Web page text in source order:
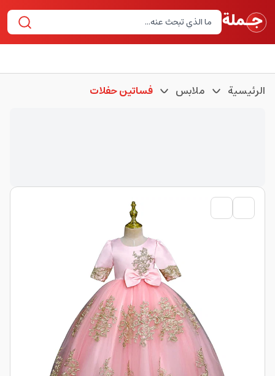
الرئيسية ملابس فساتين حفلات